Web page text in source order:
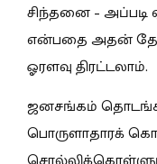
சிந்தனை –
என்பதை அதன்
ஓரளவு திரட்டலாம்.
ஜனசங்கம்
பொருளாதாரக்